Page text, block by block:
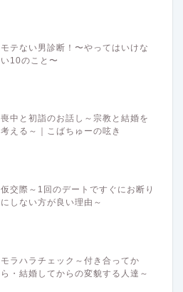
モテない男診断！〜やってはいけな
い10のこと〜
喪中と初詣のお話し～宗教と結婚を
考える～｜こばちゅーの呟き
仮交際～1回のデートですぐにお断り
にしない方が良い理由～
モラハラチェック～付き合ってか
ら・結婚してからの変貌する人達～